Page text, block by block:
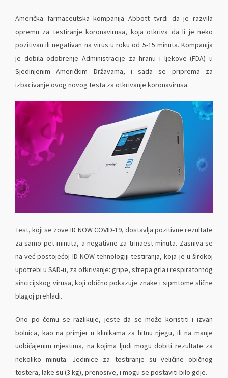
Američka farmaceutska kompanija Abbott tvrdi da je razvila
opremu za testiranje koronavirusa, koja otkriva da li je neko
pozitivan ili negativan na virus u roku od 5-15 minuta. Kompanija
je dobila odobrenje Administracije za hranu i ljekove (FDA) u
Sjedinjenim Američkim Državama, i sada se priprema za
izbacivanje ovog novog testa za otkrivanje koronavirusa.
Test, koji se zove ID NOW COVID-19, dostavlja pozitivne rezultate
za samo pet minuta, a negativne za trinaest minuta. Zasniva se
na već postojećoj ID NOW tehnologiji testiranja, koja je u širokoj
upotrebi u SAD-u, za otkrivanje: gripe, strepa grla i respiratornog
sincicijskog virusa, koji obično pokazuje znake i sipmtome slične
blagoj prehladi.
Ono po čemu se razlikuje, jeste da se može koristiti i izvan
bolnica, kao na primjer u klinikama za hitnu njegu, ili na manje
uobičajenim mjestima, na kojima ljudi mogu dobiti rezultate za
nekoliko minuta. Jedinice za testiranje su veličine običnog
tostera, lake su (3 kg), prenosive, i mogu se postaviti bilo gdje.